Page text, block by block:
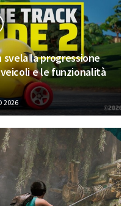
svela la progressione
e le funzionalità
2026